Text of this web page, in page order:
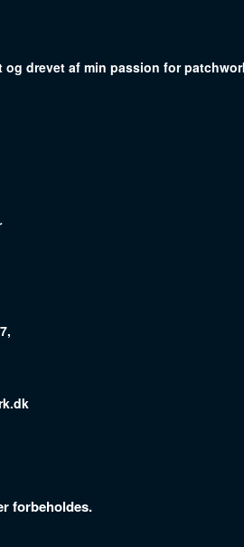
drevet af min passion for
forbeholdes.